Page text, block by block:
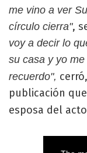
me vino a ver
círculo cierra",
voy a decir lo
su casa y yo
recuerdo",
publicación
esposa del